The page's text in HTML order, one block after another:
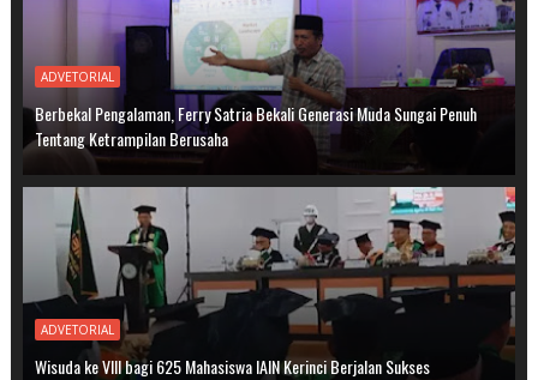
ADVETORIAL
Berbekal Pengalaman, Ferry Satria Bekali Generasi Muda Sungai Penuh
Tentang Ketrampilan Berusaha
ADVETORIAL
Wisuda ke VIII bagi 625 Mahasiswa IAIN Kerinci Berjalan Sukses